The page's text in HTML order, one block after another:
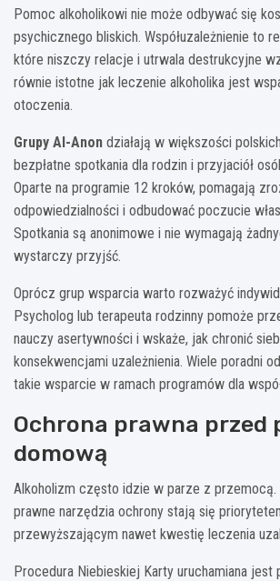
Pomoc alkoholikowi nie może odbywać się
psychicznego bliskich. Współuzależnienie to
które niszczy relacje i utrwala destrukcyjne
równie istotne jak leczenie alkoholika jest
otoczenia.
Grupy Al-Anon działają w większości
bezpłatne spotkania dla rodzin i przyjaciół
Oparte na programie 12 kroków, pomagają
odpowiedzialności i odbudować poczucie
Spotkania są anonimowe i nie wymagają
wystarczy przyjść.
Oprócz grup wsparcia warto rozważyć
Psycholog lub terapeuta rodzinny pomoże
nauczy asertywności i wskaże, jak chronić
konsekwencjami uzależnienia. Wiele poradni
takie wsparcie w ramach programów dla
Ochrona prawna przed
domową
Alkoholizm często idzie w parze z przemocą.
prawne narzędzia ochrony stają się
przewyższającym nawet kwestię leczenia
Procedura Niebieskiej Karty uruchamiana jest